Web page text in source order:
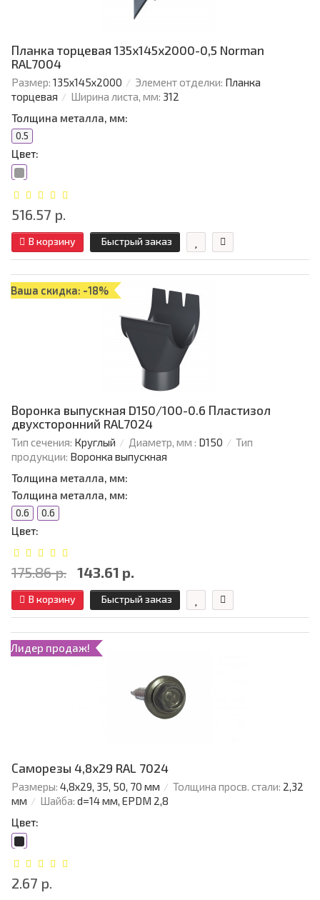
Планка торцевая 135х145х2000-0,5 Norman
RAL7004
Размер: 135х145х2000 Элемент отделки: Планка
торцевая
Ширина листа, мм: 312
Толщина металла, мм:
0.5
Цвет:
516.57 р.
В корзину Быстрый заказ
Ваша скидка: -18%
Воронка выпускная D150/100-0.6 Пластизол
двухсторонний RAL7024
Тип сечения: Круглый Диаметр, мм : D150
Тип
продукции: Воронка выпускная
Толщина металла, мм:
Толщина металла, мм:
0.6 0.6
Цвет:
175.86 р. 143.61 р.
В корзину Быстрый заказ
Лидер продаж!
Саморезы 4,8х29 RAL 7024
Размеры: 4,8х29, 35, 50, 70 мм Толщина просв. стали: 2,32
мм
Шайба: d=14 мм, EPDM 2,8
Цвет:
2.67 р.